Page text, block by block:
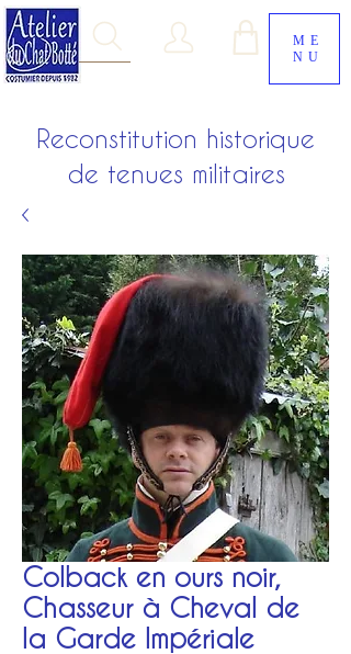
ME
NU
Reconstitution historique
de tenues militaires
Colback en ours noir,
Chasseur à Cheval de
la Garde Impériale